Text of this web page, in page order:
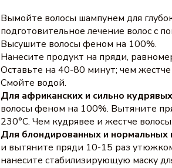
Вымойте волосы шампунем для
подготовительное лечение волос с
Высушите волосы феном на 100%.
Нанесите продукт на пряди,
Оставьте на 40-80 минут; чем
Смойте водой.
Для африканских и сильно
волосы феном на 100%. Вытяните
230°C. Чем кудрявее и жестче
Для блондированных и нормальных
и вытяните пряди 10-15 раз
нанесите стабилизирующую маску